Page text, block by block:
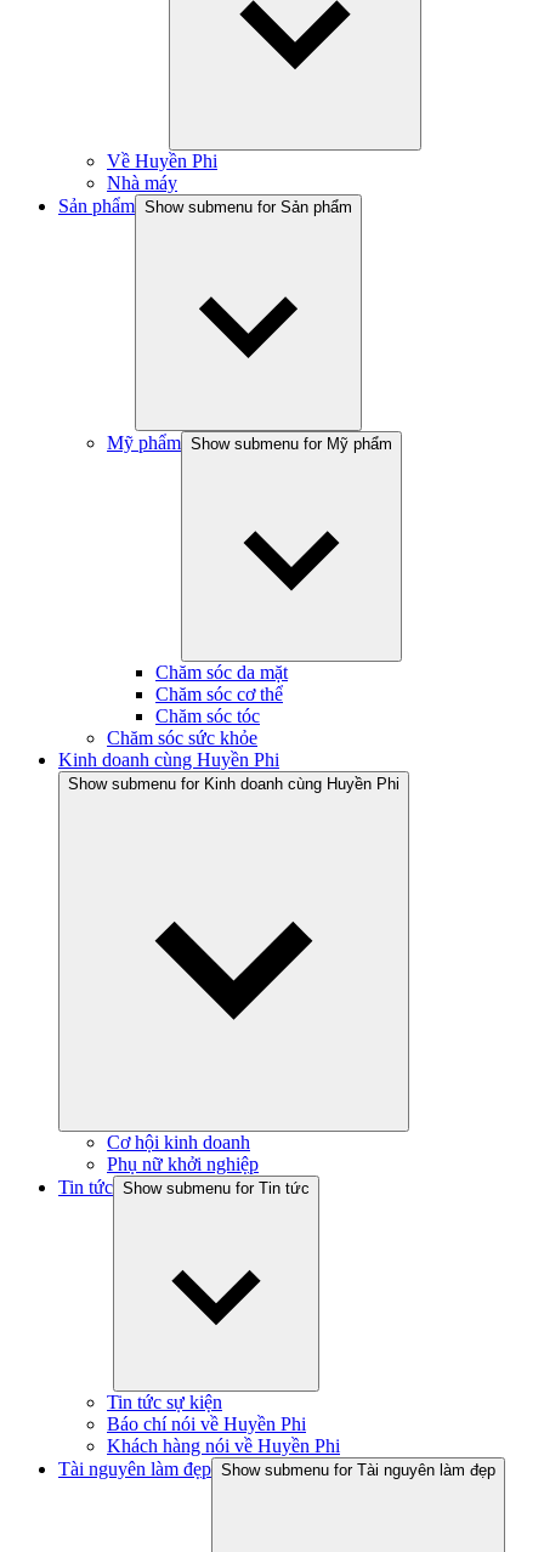
Về Huyền Phi
Nhà máy
Sản phẩm Show submenu for Sản phẩm
Mỹ phẩm Show submenu for Mỹ phẩm
Chăm sóc da mặt
Chăm sóc cơ thể
Chăm sóc tóc
Chăm sóc sức khỏe
Kinh doanh cùng Huyền Phi
Show submenu for Kinh doanh cùng Huyền Phi
Cơ hội kinh doanh
Phụ nữ khởi nghiệp
Tin tức Show submenu for Tin tức
Tin tức sự kiện
Báo chí nói về Huyền Phi
Khách hàng nói về Huyền Phi
Tài nguyên làm đẹp Show submenu for Tài nguyên làm đẹp